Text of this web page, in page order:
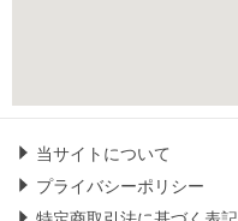
当サイトについて
プライバシーポリシー